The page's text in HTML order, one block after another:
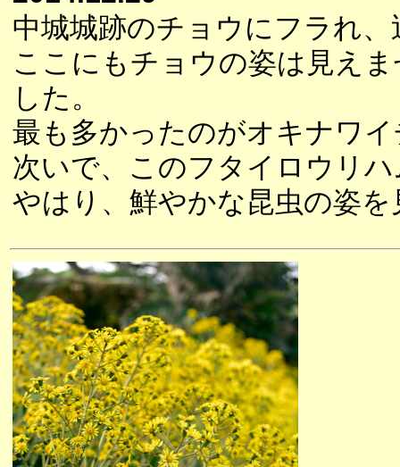
中城城跡のチョウにフラれ
ここにもチョウの姿は見え
した。
最も多かったのがオキナワ
次いで、このフタイロウリ
やはり、鮮やかな昆虫の姿